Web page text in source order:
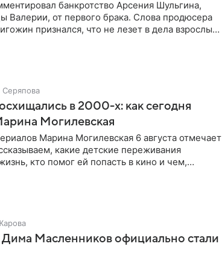
банкротство Арсения Шульгина,
Валерии, от первого брака. Слова продюсера
признался, что не лезет в дела взрослых
в 2000-х: как сегодня
Могилевская
Марина Могилевская 6 августа отмечает
какие детские переживания
кто помог ей попасть в кино и чем,
Масленников официально стали